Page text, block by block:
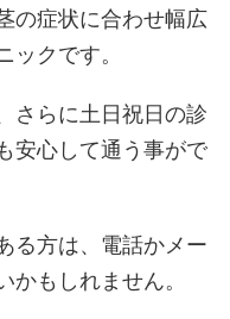
の症状に合わせ幅広
ックです。
さらに土日祝日の診
安心して通う事がで
る方は、電話かメー
かもしれません。